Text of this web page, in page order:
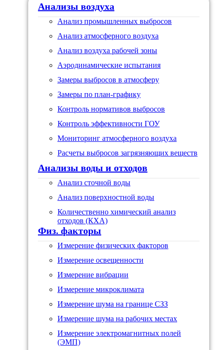
Анализы воздуха
Анализ промышленных выбросов
Анализ атмосферного воздуха
Анализ воздуха рабочей зоны
Аэродинамические испытания
Замеры выбросов в атмосферу
Замеры по план-графику
Контроль нормативов выбросов
Контроль эффективности ГОУ
Мониторинг атмосферного воздуха
Расчеты выбросов загрязняющих веществ
Анализы воды и отходов
Анализ сточной воды
Анализ поверхностной воды
Количественно химический анализ
отходов (КХА)
Физ. факторы
Измерение физических факторов
Измерение освещенности
Измерение вибрации
Измерение микроклимата
Измерение шума на границе СЗЗ
Измерение шума на рабочих местах
Измерение электромагнитных полей
(ЭМП)